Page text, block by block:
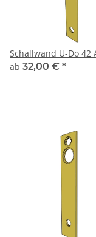
Schallwand U-Do 42
ab 32,00 € *